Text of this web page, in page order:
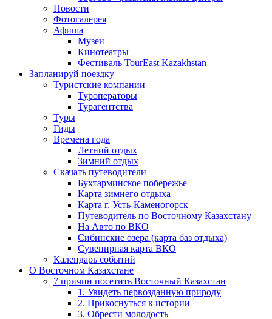
Новости
Фотогалерея
Афиша
Музеи
Кинотеатры
Фестиваль TourEast Kazakhstan
Запланируй поездку
Туристские компании
Туроператоры
Турагентства
Туры
Гиды
Времена года
Летний отдых
Зимний отдых
Скачать путеводители
Бухтарминское побережье
Карта зимнего отдыха
Карта г. Усть-Каменогорск
Путеводитель по Восточному Казахстану
На Авто по ВКО
Сибинские озера (карта баз отдыха)
Сувенирная карта ВКО
Календарь событий
О Восточном Казахстане
7 причин посетить Восточный Казахстан
1. Увидеть первозданную природу
2. Прикоснуться к истории
3. Обрести молодость